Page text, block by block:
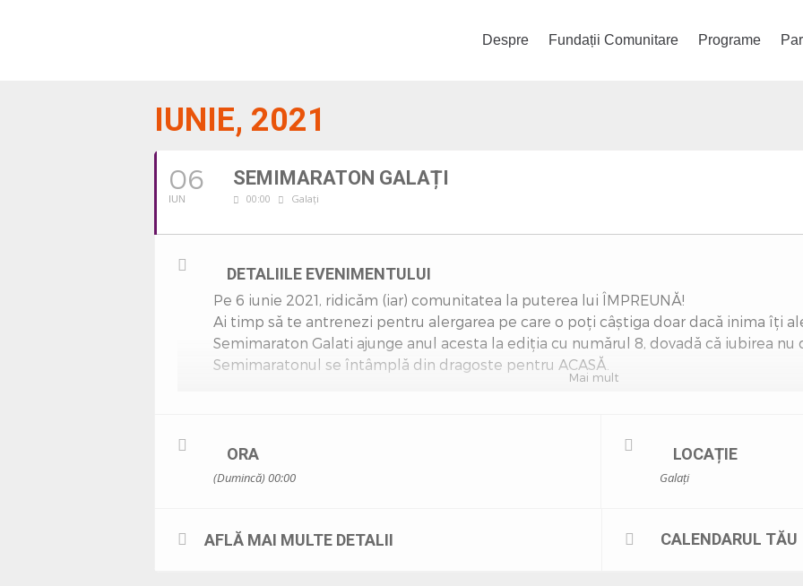
Despre Fundații Comunitare Programe
IUNIE, 2021
06
IUN
SEMIMARATON GALAȚI
00:00 Galați
Mai mult
DETALIILE EVENIMENTULUI
Pe 6 iunie 2021, ridicăm (iar) comunitatea la puterea lui ÎMPREUNĂ!
Ai timp să te antrenezi pentru alergarea pe care o poți câștiga doar dacă inima îți
Semimaraton Galati ajunge anul acesta la ediția cu numărul 8, dovadă că iubirea nu
Semimaratonul se întâmplă din dragoste pentru ACASĂ.
ORA
(Dumincă) 00:00
LOCAȚIE
Galați
AFLĂ MAI MULTE DETALII CALENDARUL TĂU